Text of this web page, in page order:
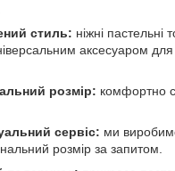
стиль: ніжні пастельні
аксесуаром для
розмір: комфортно
сервіс: ми
розмір за запитом.